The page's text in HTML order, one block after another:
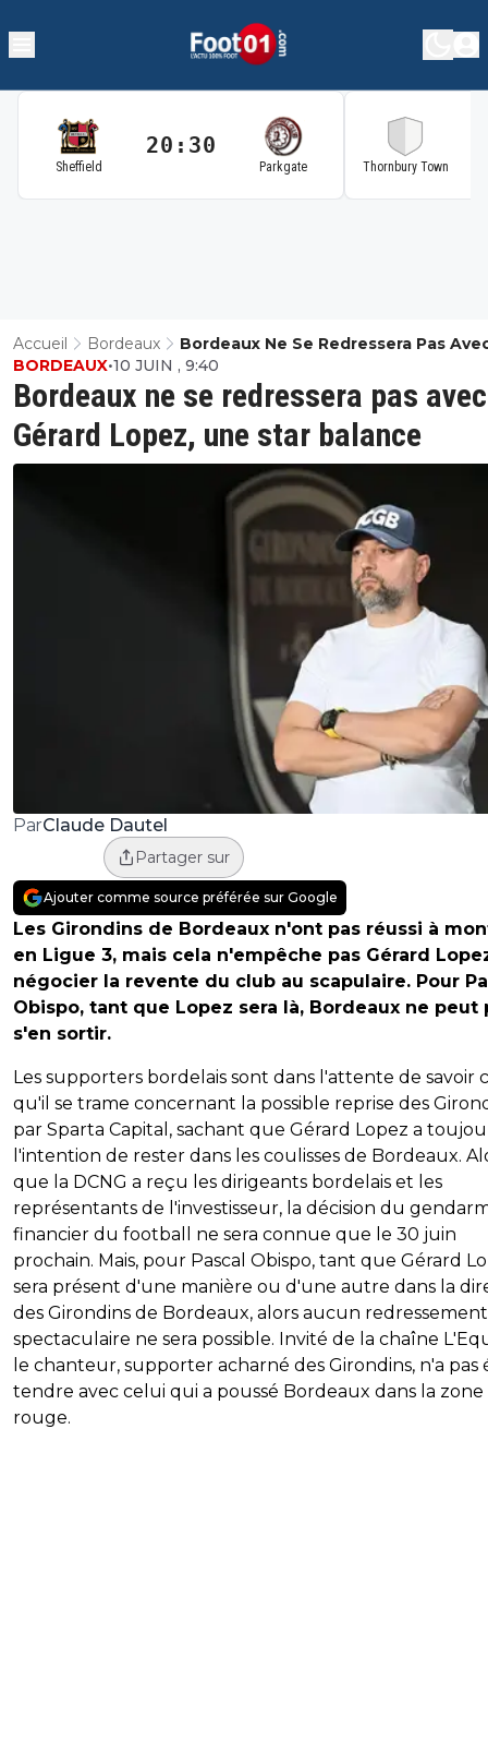
Sheffield
20:30
Parkgate Thornbury Town
Accueil Bordeaux
Bordeaux Ne Se Redressera Pas
Gérard Lopez, Une Star Balance
Bordeaux ne se redressera pas avec
Gérard Lopez, une star balance
BORDEAUX•10 JUIN , 9:40
ParClaude Dautel
Partager sur
Ajouter comme source préférée sur Google
Les Girondins de Bordeaux n'ont pas réussi à
en Ligue 3, mais cela n'empêche pas Gérard
négocier la revente du club au scapulaire. Pour
Obispo, tant que Lopez sera là, Bordeaux ne peut
s'en sortir.
Les supporters bordelais sont dans l'attente de savoir
qu'il se trame concernant la possible reprise des
par Sparta Capital, sachant que Gérard Lopez a
l'intention de rester dans les coulisses de Bordeaux.
que la DCNG a reçu les dirigeants bordelais et les
représentants de l'investisseur, la décision du
financier du football ne sera connue que le 30 juin
prochain. Mais, pour Pascal Obispo, tant que Gérard
sera présent d'une manière ou d'une autre dans la
des Girondins de Bordeaux, alors aucun redressement
spectaculaire ne sera possible. Invité de la chaîne
le chanteur, supporter acharné des Girondins, n'a pas
tendre avec celui qui a poussé Bordeaux dans la zone
rouge.